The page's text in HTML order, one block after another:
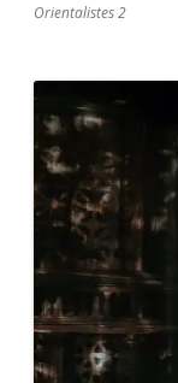
Orientalistes 2